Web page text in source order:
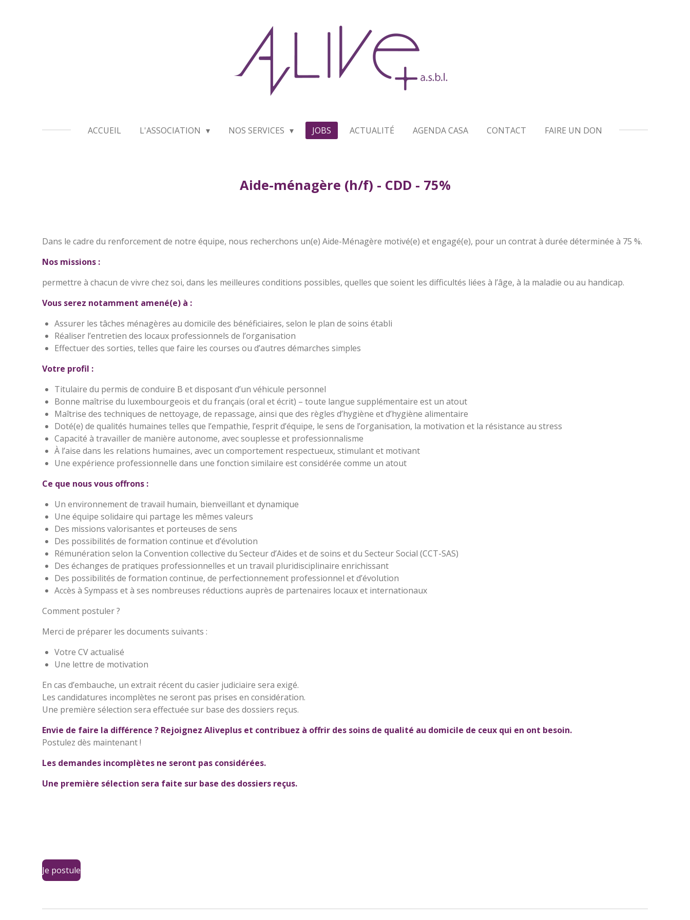
ACCUEIL L'ASSOCIATION NOS SERVICES JOBS ACTUALITÉ AGENDA CASA CONTACT FAIRE UN DON
Aide-ménagère (h/f) - CDD - 75%
Dans le cadre du renforcement de notre équipe, nous recherchons un(e) Aide-Ménagère motivé(e) et engagé(e), pour un contrat à durée déterminée à 75 %.
Nos missions :
permettre à chacun de vivre chez soi, dans les meilleures conditions possibles, quelles que soient les difficultés liées à l’âge, à la maladie ou au handicap.
Vous serez notamment amené(e) à :
Assurer les tâches ménagères au domicile des bénéficiaires, selon le plan de soins établi
Réaliser l’entretien des locaux professionnels de l’organisation
Effectuer des sorties, telles que faire les courses ou d’autres démarches simples
Votre profil :
Titulaire du permis de conduire B et disposant d’un véhicule personnel
Bonne maîtrise du luxembourgeois et du français (oral et écrit) – toute langue supplémentaire est un atout
Maîtrise des techniques de nettoyage, de repassage, ainsi que des règles d’hygiène et d’hygiène alimentaire
Doté(e) de qualités humaines telles que l’empathie, l’esprit d’équipe, le sens de l’organisation, la motivation et la résistance au stress
Capacité à travailler de manière autonome, avec souplesse et professionnalisme
À l’aise dans les relations humaines, avec un comportement respectueux, stimulant et motivant
Une expérience professionnelle dans une fonction similaire est considérée comme un atout
Ce que nous vous offrons :
Un environnement de travail humain, bienveillant et dynamique
Une équipe solidaire qui partage les mêmes valeurs
Des missions valorisantes et porteuses de sens
Des possibilités de formation continue et d’évolution
Rémunération selon la Convention collective du Secteur d’Aides et de soins et du Secteur Social (CCT-SAS)
Des échanges de pratiques professionnelles et un travail pluridisciplinaire enrichissant
Des possibilités de formation continue, de perfectionnement professionnel et d’évolution
Accès à Sympass et à ses nombreuses réductions auprès de partenaires locaux et internationaux
Comment postuler ?
Merci de préparer les documents suivants :
Votre CV actualisé
Une lettre de motivation
En cas d’embauche, un extrait récent du casier judiciaire sera exigé.
Les candidatures incomplètes ne seront pas prises en considération.
Une première sélection sera effectuée sur base des dossiers reçus.
Envie de faire la différence ? Rejoignez Aliveplus et contribuez à offrir des soins de qualité au domicile de ceux qui en ont besoin.
Postulez dès maintenant !
Les demandes incomplètes ne seront pas considérées.
Une première sélection sera faite sur base des dossiers reçus.
Je postule